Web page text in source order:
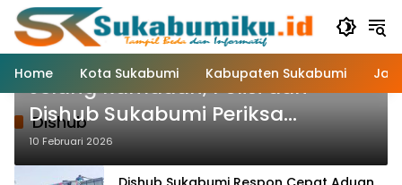
Langsung
konten
Home
Kota Sukabumi Kabupaten Sukabumi
Dishub
Jelang Ramadan, Polisi dan
Dishub Sukabumi Periksa
Kelaikan Angkutan Umum
10 Februari 2026